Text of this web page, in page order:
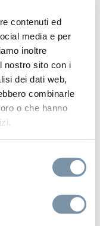
contenuti ed
media e per
inoltre
nostro sito con i
dei dati web,
combinarle
o che hanno